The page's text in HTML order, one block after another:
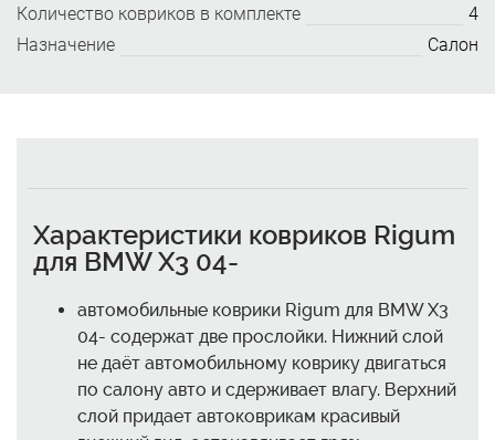
Количество ковриков в комплекте
4
Назначение
Салон
Характеристики ковриков Rigum
для BMW X3 04-
автомобильные коврики Rigum для BMW X3
04- содержат две прослойки. Нижний слой
не даёт автомобильному коврику двигаться
по салону авто и сдерживает влагу. Верхний
слой придает автоковрикам красивый